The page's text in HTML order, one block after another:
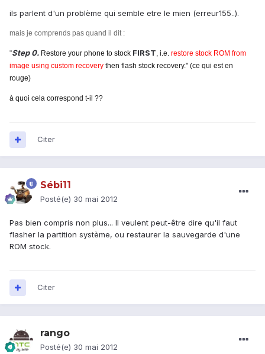
ils parlent d'un problème qui semble etre le mien (erreur155..).
mais je comprends pas quand il dit :
"Step 0. Restore your phone to stock FIRST, i.e. restore stock ROM from
image using custom recovery then flash stock recovery." (ce qui est en
rouge)
à quoi cela correspond t-il ??
Citer
Sébi11
Posté(e) 30 mai 2012
Pas bien compris non plus... Il veulent peut-être dire qu'il faut
flasher la partition système, ou restaurer la sauvegarde d'une
ROM stock.
Citer
rango
Posté(e) 30 mai 2012